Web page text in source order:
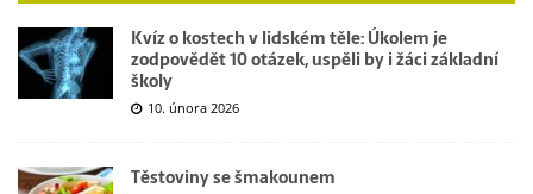
Kvíz o kostech v lidském těle: Úkolem je
zodpovědět 10 otázek, uspěli by i žáci základní
školy
10. února 2026
Těstoviny se šmakounem